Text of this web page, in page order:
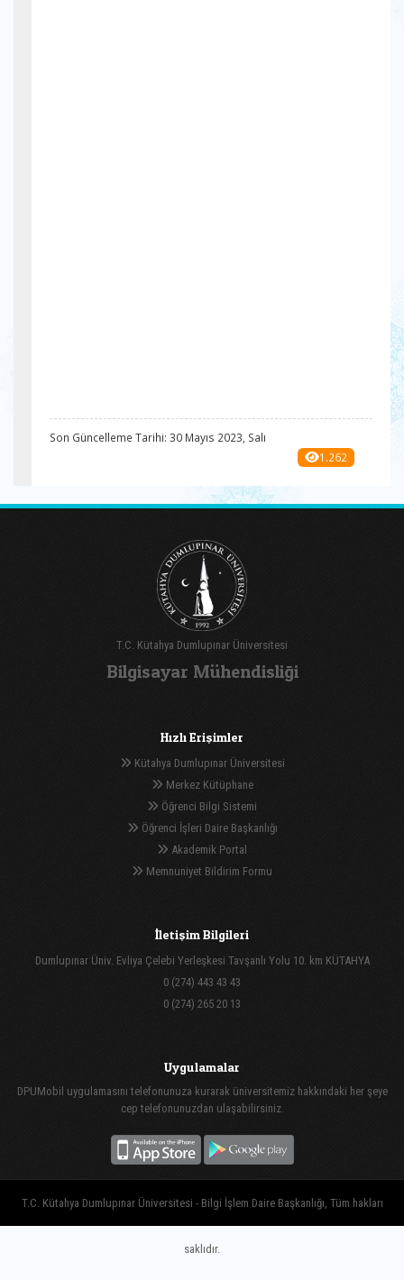
Son Güncelleme Tarihi: 30 Mayıs 2023, Salı
1.262
T.C. Kütahya Dumlupınar Üniversitesi
Bilgisayar Mühendisliği
Hızlı Erişimler
Kütahya Dumlupınar Üniversitesi
Merkez Kütüphane
Öğrenci Bilgi Sistemi
Öğrenci İşleri Daire Başkanlığı
Akademik Portal
Memnuniyet Bildirim Formu
İletişim Bilgileri
Dumlupınar Üniv. Evliya Çelebi Yerleşkesi Tavşanlı Yolu 10. km KÜTAHYA
0 (274) 443 43 43
0 (274) 265 20 13
Uygulamalar
DPUMobil uygulamasını telefonunuza kurarak üniversitemiz hakkındaki her şeye
cep telefonunuzdan ulaşabilirsiniz.
T.C. Kütahya Dumlupınar Üniversitesi - Bilgi İşlem Daire Başkanlığı, Tüm hakları
saklıdır.